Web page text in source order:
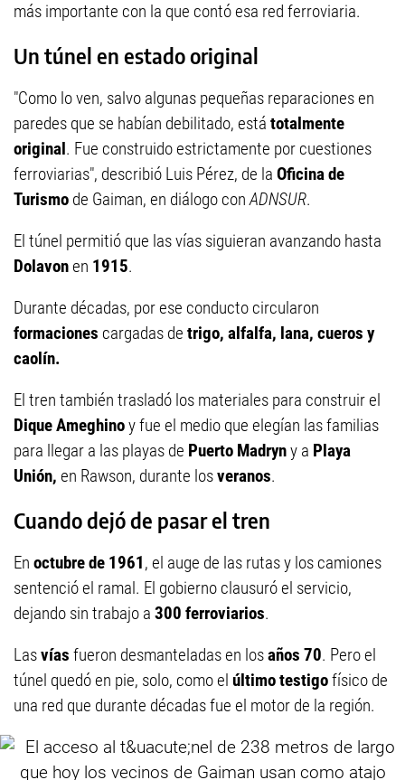
más importante con la que contó esa red ferroviaria.
Un túnel en estado original
"Como lo ven, salvo algunas pequeñas reparaciones en
paredes que se habían debilitado, está totalmente
original. Fue construido estrictamente por cuestiones
ferroviarias", describió Luis Pérez, de la Oficina de
Turismo de Gaiman, en diálogo conADNSUR.
El túnel permitió que las vías siguieran avanzando hasta
Dolavonen 1915.
Durante décadas, por ese conducto circularon
formaciones cargadas de trigo, alfalfa, lana, cueros y
caolín.
El tren también trasladó los materiales para construir el
Dique Ameghinoy fue el medio que elegían las familias
para llegar a las playas de Puerto Madryny a Playa
Unión, en Rawson, durante losveranos.
Cuando dejó de pasar el tren
En octubre de 1961, el auge de las rutas y los camiones
sentenció el ramal. El gobierno clausuró el servicio,
dejando sin trabajo a 300 ferroviarios.
Lasvías fueron desmanteladas en losaños 70. Pero el
túnel quedó en pie, solo, como el último testigofísico de
una red que durante décadas fue el motor de la región.